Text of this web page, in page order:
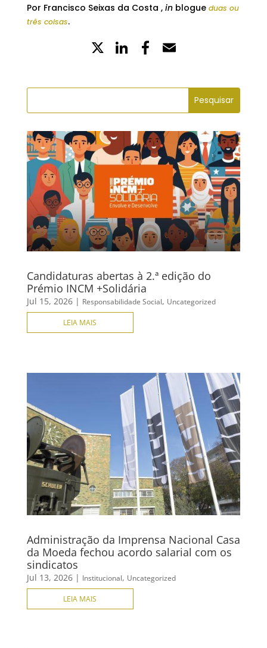
Por Francisco Seixas da Costa , inblogue duas ou
três coisas.
X LinkedIn
Partilhe
Facebook
Candidaturas abertas à 2.ª edição do
Prémio INCM +Solidária
Jul 15, 2026| Responsabilidade Social, Uncategorized
LEIA MAIS
Administração da Imprensa Nacional Casa
da Moeda fechou acordo salarial com os
sindicatos
Jul 13, 2026| Institucional, Uncategorized
LEIA MAIS